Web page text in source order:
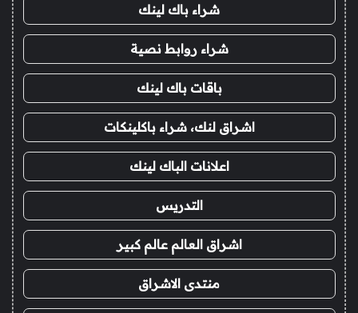
شراء باك لينك
شراء روابط نصية
باقات باك لينك
اشراق لنك، شراء باكلينكات
اعلانات الباك لينك
التدريس
اشراق العالم عالم كبير
منتدى الاشراق